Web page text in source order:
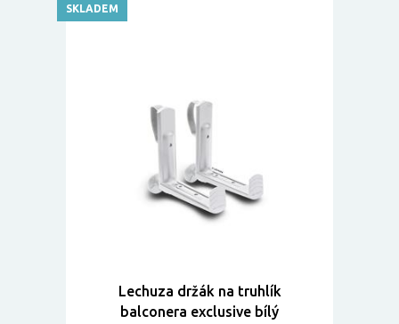
Lechuza držák na truhlík
balconera exclusive bílý
SKLADEM